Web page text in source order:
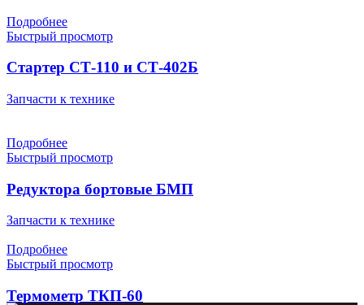
Подробнее
Быстрый просмотр
Стартер СТ-110 и СТ-402Б
Запчасти к технике
Подробнее
Быстрый просмотр
Редуктора бортовые БМП
Запчасти к технике
Подробнее
Быстрый просмотр
Термометр ТКП-60